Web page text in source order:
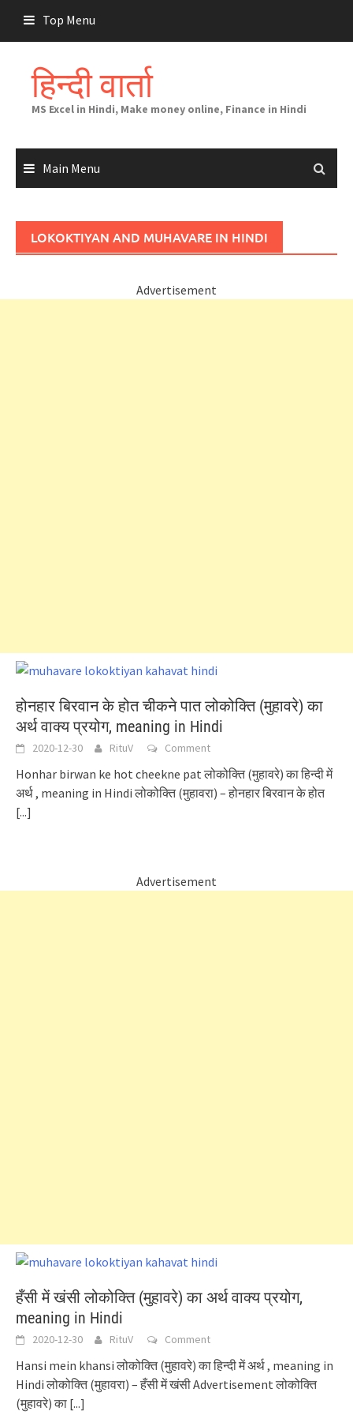
content
Top Menu
हिन्दी वार्ता
MS Excel in Hindi, Make money online, Finance in Hindi
Main Menu
LOKOKTIYAN AND MUHAVARE IN HINDI
Advertisement
होनहार बिरवान के होत चीकने पात लोकोक्ति (मुहावरे) का
अर्थ वाक्य प्रयोग, meaning in Hindi
2020-12-30 RituV Comment
Honhar birwan ke hot cheekne pat लोकोक्ति (मुहावरे) का हिन्दी में
अर्थ , meaning in Hindi लोकोक्ति (मुहावरा) – होनहार बिरवान के होत
[...]
Advertisement
हँसी में खंसी लोकोक्ति (मुहावरे) का अर्थ वाक्य प्रयोग,
meaning in Hindi
2020-12-30 RituV Comment
Hansi mein khansi लोकोक्ति (मुहावरे) का हिन्दी में अर्थ , meaning in
Hindi लोकोक्ति (मुहावरा) – हँसी में खंसी Advertisement लोकोक्ति
(मुहावरे) का [...]